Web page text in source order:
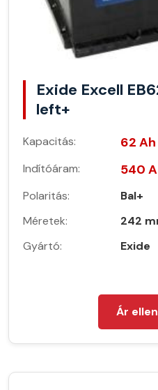
Exide Excell
left+
Kapacitás: 62 Ah
Indítóáram: 540 A
Polaritás:
Bal+
Méretek:
242
Gyártó:
Exide
Ár